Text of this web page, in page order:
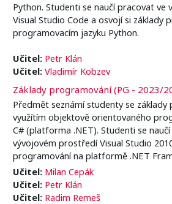
Python. Studenti se naučí pracovat
Visual Studio Code a osvojí si základy
programovacím jazyku Python.
Učitel: Petr Klán
Učitel: Vladimír Kobzev
Základy programování (PG - 2023/
Předmět seznámí studenty se základy
využítím objektově orientovaného
C# (platforma .NET). Studenti se
vývojovém prostředí Visual Studio
programování na platformě .NET
Učitel: Milan Cepák
Učitel: Petr Klán
Učitel: Radim Remeš